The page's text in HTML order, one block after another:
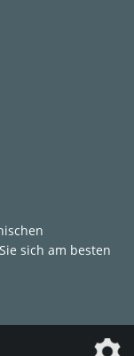
sich am besten